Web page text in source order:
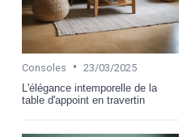
Consoles • 23/03/2025
L'élégance intemporelle de la
table d'appoint en travertin